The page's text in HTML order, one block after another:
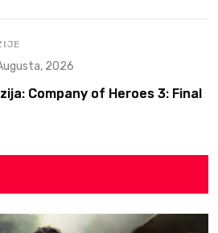
2026
Company of Heroes 3: Final